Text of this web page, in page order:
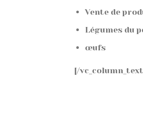
Vente de
Légumes du
œufs
[/